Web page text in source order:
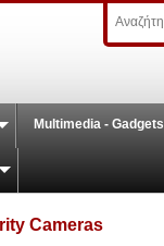
Multimedia - Gadgets
Cameras